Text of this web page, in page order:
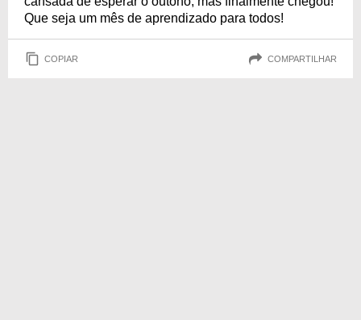
Que seja um mês de aprendizado para todos!
COPIAR COMPARTILHAR